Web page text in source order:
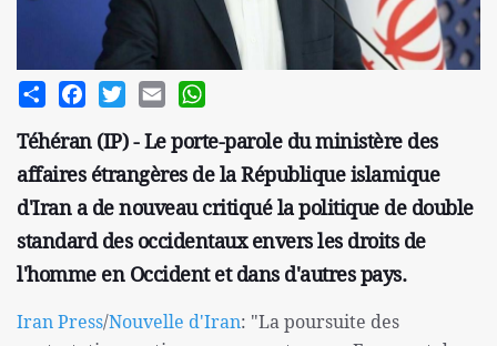
Share FacebookTwitterEmail
Téhéran (IP) - Le porte-parole du ministère des
affaires étrangères de la République islamique
d'Iran a de nouveau critiqué la politique de double
standard des occidentaux envers les droits de
l'homme en Occident et dans d'autres pays.
Iran Press/Nouvelle d'Iran: "La poursuite des